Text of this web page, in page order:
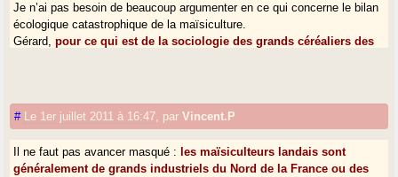
Je n’ai pas besoin de beaucoup argumenter en ce qui concerne le bilan
écologique catastrophique de la maïsiculture.
Gérard,pour ce qui est de la sociologie des grands céréaliers des
# Le 1er juillet 2011 à 16:47 parVincent.P
Il ne faut pas avancer masqué : les maïsiculteurs landais sont
généralement de grands industriels du Nord de la France ou des